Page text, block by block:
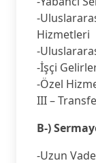
-
Hizmetleri
-
-İşçi
-Özel
III –
B-)
-Uzun